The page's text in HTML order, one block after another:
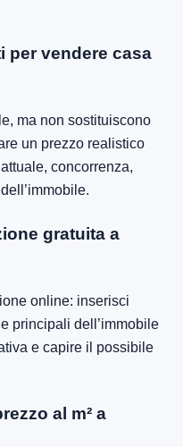
per vendere casa
ma non sostituiscono
un prezzo realistico
concorrenza,
gratuita a
online: inserisci
principali dell’immobile
e capire il possibile
al m² a